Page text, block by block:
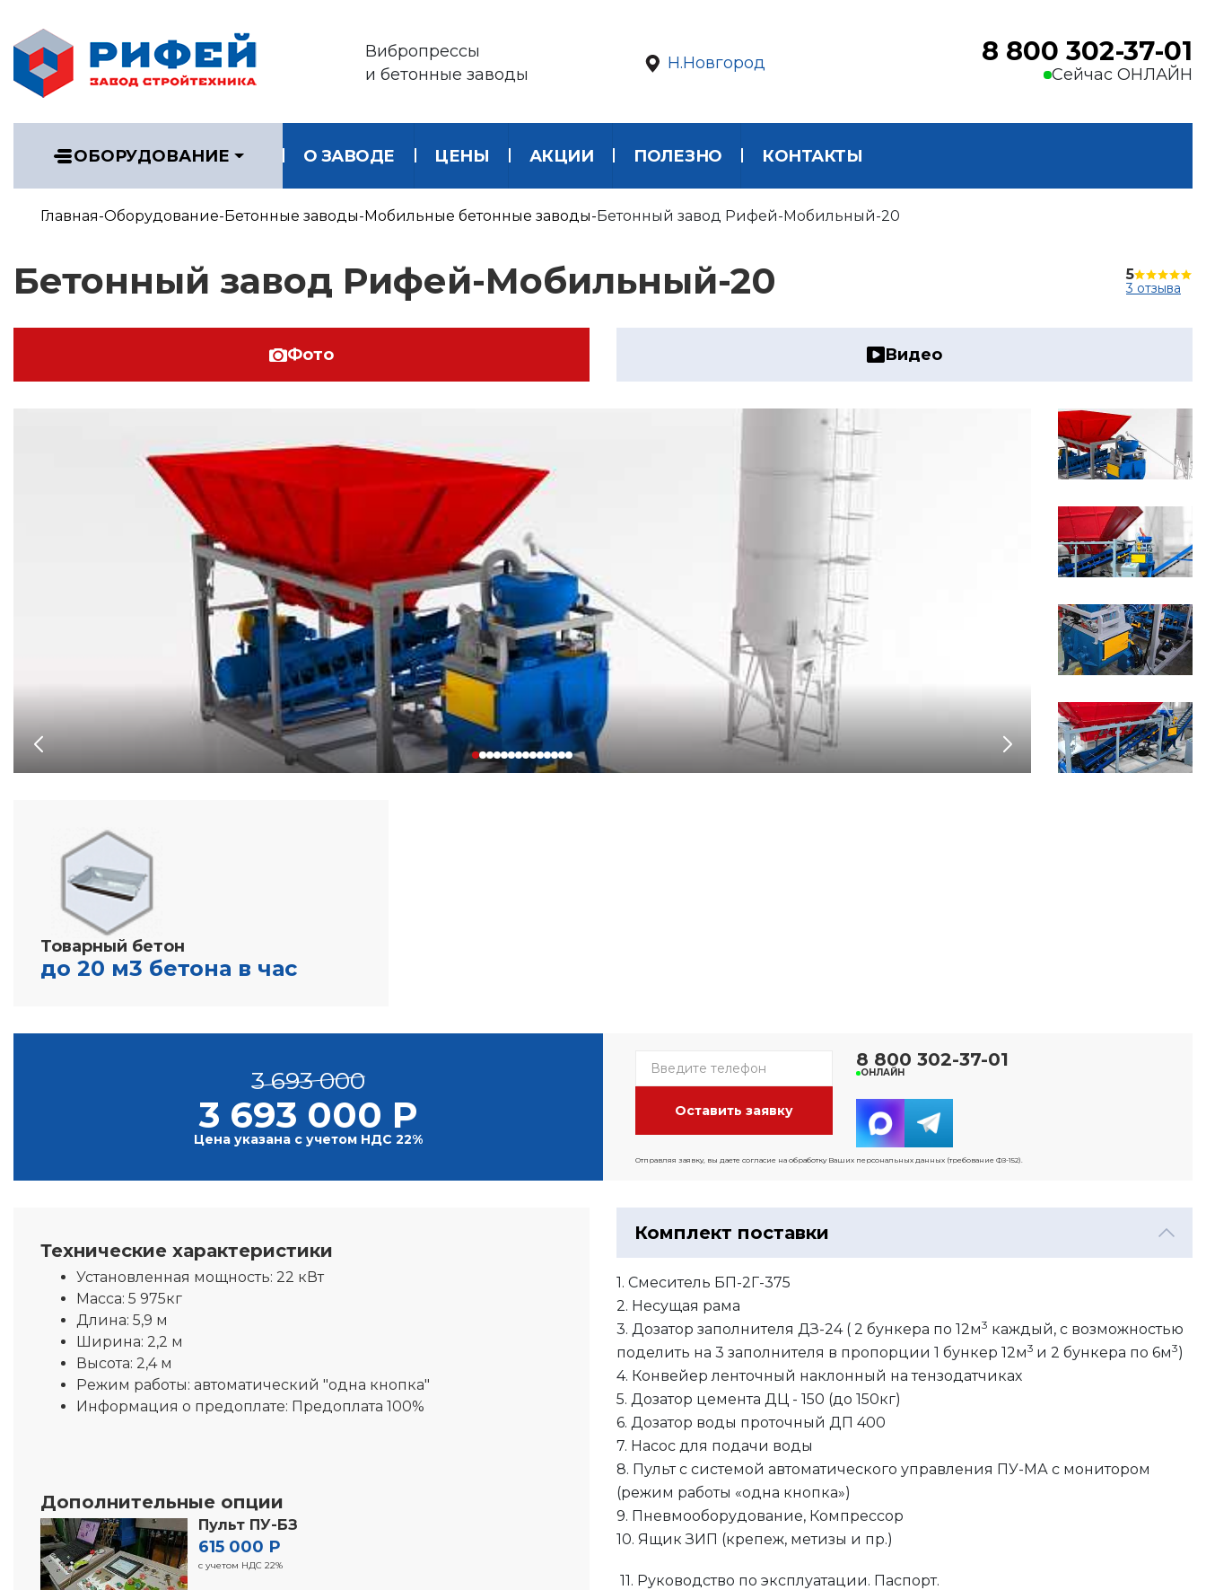
Вибропрессы
и бетонные заводы
Н.Новгород 8 800 302-37-01
Сейчас ОНЛАЙН
ОБОРУДОВАНИЕ О ЗАВОДЕ ЦЕНЫ АКЦИИ ПОЛЕЗНО КОНТАКТЫ
Главная Оборудование Бетонные заводы Мобильные бетонные заводы Бетонный завод Рифей-Мобильный-20
Бетонный завод Рифей-Мобильный-20 5
3 отзыва
Фото Видео
Товарный бетон
до 20 м3 бетона в час
3 693 000
3 693 000 Р
Цена указана с учетом НДС 22%
8 800 302-37-01
ОНЛАЙН
Отправляя заявку, вы даете согласие на обработку Ваших персональных данных (требование ФЗ-152).
Технические характеристики
Установленная мощность: 22 кВт
Масса: 5 975кг
Длина: 5,9 м
Ширина: 2,2 м
Высота: 2,4 м
Режим работы: автоматический "одна кнопка"
Информация о предоплате: Предоплата 100%
Дополнительные опции
Пульт ПУ-БЗ
615 000 Р
с учетом НДС 22%
Комплект поставки
1. Смеситель БП-2Г-375
2. Несущая рама
3. Дозатор заполнителя ДЗ-24 ( 2 бункера по 12м3 каждый, с возможностью
поделить на 3 заполнителя в пропорции 1 бункер 12м3 и 2 бункера по 6м3)
4. Конвейер ленточный наклонный на тензодатчиках
5. Дозатор цемента ДЦ - 150 (до 150кг)
6. Дозатор воды проточный ДП 400
7. Насос для подачи воды
8. Пульт с системой автоматического управления ПУ-МА с монитором
(режим работы «одна кнопка»)
9. Пневмооборудование, Компрессор
10. Ящик ЗИП (крепеж, метизы и пр.)
11. Руководство по эксплуатации. Паспорт.